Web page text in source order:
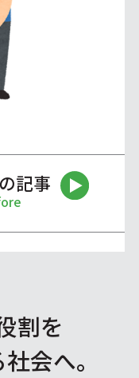
記事
割を
会へ。